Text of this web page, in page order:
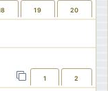
19 20
1 2